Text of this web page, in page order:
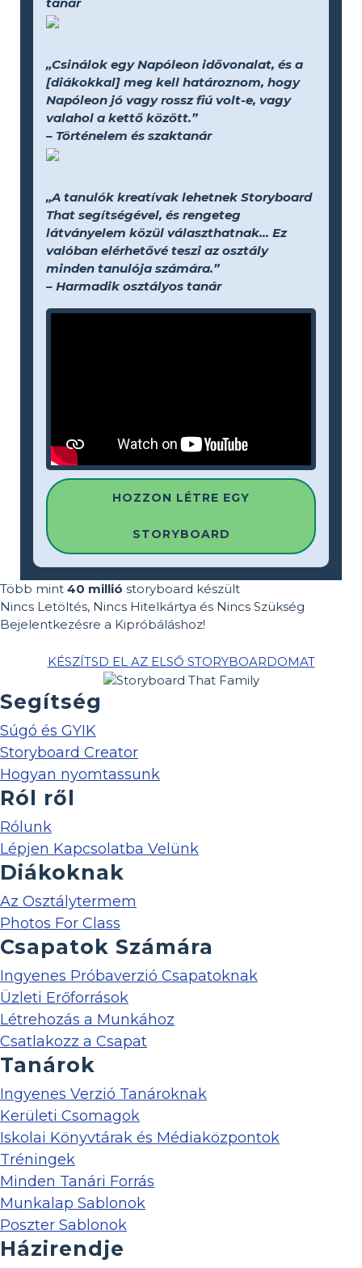
„Csinálok egy Napóleon idővonalat, és a
[diákokkal] meg kell határoznom, hogy
Napóleon jó vagy rossz fiú volt-e, vagy
valahol a kettő között.”
– Történelem és szaktanár
„A tanulók kreatívak lehetnek Storyboard
That segítségével, és rengeteg
látványelem közül választhatnak... Ez
valóban elérhetővé teszi az osztály
minden tanulója számára.”
– Harmadik osztályos tanár
HOZZON LÉTRE EGY
STORYBOARD
Több mint 40 millió storyboard készült
Nincs Letöltés, Nincs Hitelkártya és Nincs Szükség
Bejelentkezésre a Kipróbáláshoz!
KÉSZÍTSD EL AZ ELSŐ STORYBOARDOMAT
Segítség
Súgó és GYIK
Storyboard Creator
Hogyan nyomtassunk
Ról ről
Rólunk
Lépjen Kapcsolatba Velünk
Diákoknak
Az Osztálytermem
Photos For Class
Csapatok Számára
Ingyenes Próbaverzió Csapatoknak
Üzleti Erőforrások
Létrehozás a Munkához
Csatlakozz a Csapat
Tanárok
Ingyenes Verzió Tanároknak
Kerületi Csomagok
Iskolai Könyvtárak és Médiaközpontok
Tréningek
Minden Tanári Forrás
Munkalap Sablonok
Poszter Sablonok
Házirendje